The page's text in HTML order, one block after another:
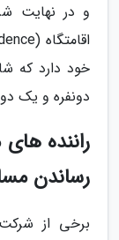
خود دارد که
دونفره و یک
راننده
رساندن
برخی از